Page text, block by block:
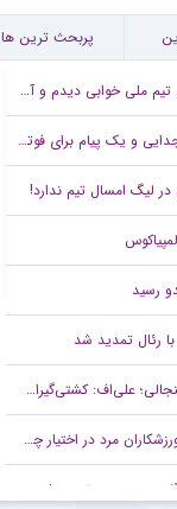
هواداران سرخ + جزئیات
پربحث ترین ها
خوابی دیدم و آمدم طلبه شدم!
یک پیام برای فوتبال ایران
لیگ امسال تیم ندارد!
رسید
با اضافه‌وزن از تیم ملی اخراج می‌شوند!
مرد در اختیار چه کسی است؟
است/ برای درخشش در هر دو ماده آماده می‌شوم